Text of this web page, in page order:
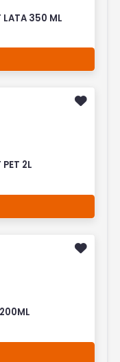
LATA 350 ML
2L